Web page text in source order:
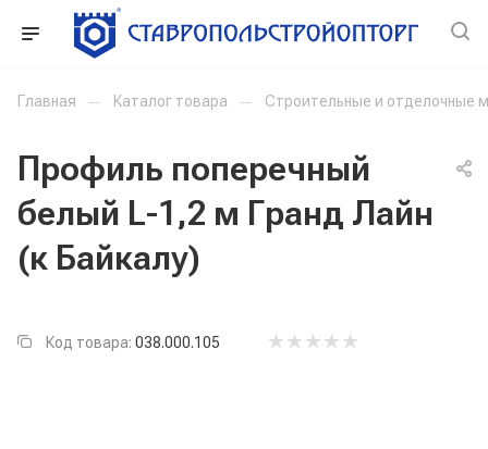
Главная — Каталог товара — Строительные и отделочные
Профиль поперечный
белый L-1,2 м Гранд Лайн
(к Байкалу)
Код товара: 038.000.105